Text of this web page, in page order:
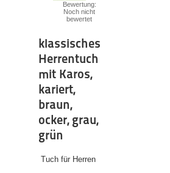
Bewertung:
Noch nicht
bewertet
klassisches
Herrentuch
mit Karos,
kariert,
braun,
ocker, grau,
grün
Tuch für Herren